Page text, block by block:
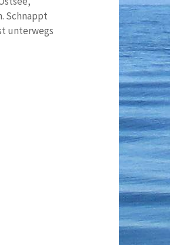
Schnappt
unterwegs